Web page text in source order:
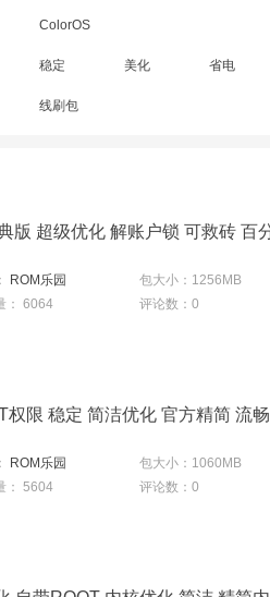
ColorOS
稳定 美化 省电
线刷包
ROM乐园 包大小： 1256MB
： 6064 评论数： 0
权限 稳定 简洁优化 官方精简 流畅
ROM乐园 包大小： 1060MB
： 5604 评论数： 0